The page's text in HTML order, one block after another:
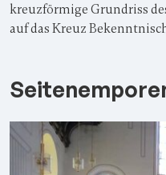
kreuzförmige Grundriss
auf das Kreuz